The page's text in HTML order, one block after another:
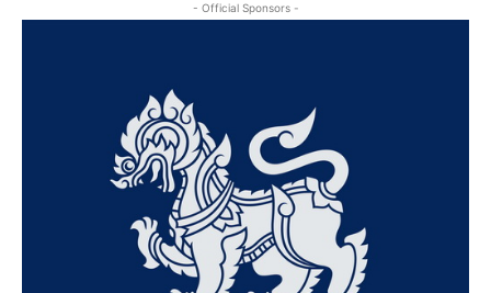
- Official Sponsors -